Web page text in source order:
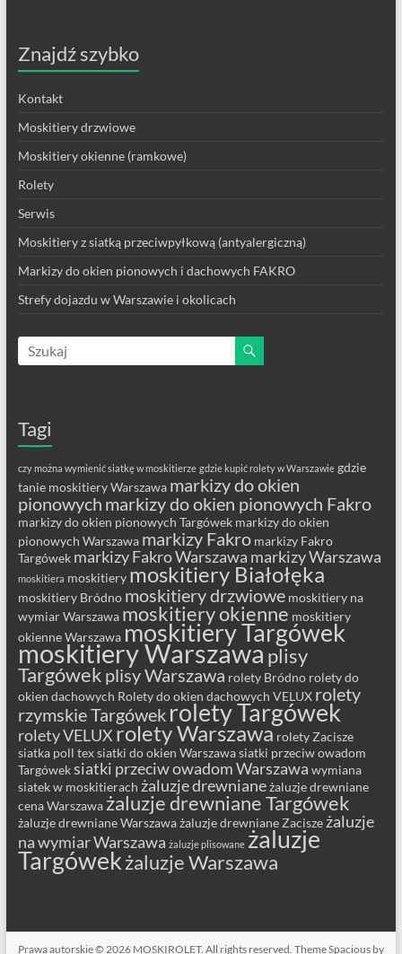
Znajdź szybko
Kontakt
Moskitiery drzwiowe
Moskitiery okienne (ramkowe)
Rolety
Serwis
Moskitiery z siatką przeciwpyłkową (antyalergiczną)
Markizy do okien pionowych i dachowych FAKRO
Strefy dojazdu w Warszawie i okolicach
Tagi
czy można wymienić siatkę w moskitierze gdzie kupić rolety w Warszawie gdzie
tanie moskitiery Warszawa markizy do okien
pionowych markizy do okien pionowych Fakro
markizy do okien pionowych Targówek markizy do okien
pionowych Warszawa markizy Fakro markizy Fakro
Targówek markizy Fakro Warszawa markizy Warszawa
moskitiera moskitiery moskitiery Białołęka
moskitiery Bródno moskitiery drzwiowe moskitiery na
wymiar Warszawa moskitiery okienne moskitiery
okienne Warszawa moskitiery Targówek
moskitiery Warszawa plisy
Targówek plisy Warszawa rolety Bródno rolety do
okien dachowych Rolety do okien dachowych VELUX rolety
rzymskie Targówek rolety Targówek
rolety VELUX rolety Warszawa rolety Zacisze
siatka poll texsiatki do okien Warszawasiatki przeciw owadom
Targóweksiatki przeciw owadom Warszawa wymiana
siatek w moskitierach żaluzje drewnianeżaluzje drewniane
cena Warszawa żaluzje drewniane Targówek
żaluzje drewniane Warszaważaluzje drewniane Zacisze żaluzje
na wymiar Warszawa żaluzje plisowane żaluzje
Targówekżaluzje Warszawa
Prawa autorskie © 2026 MOSKIROLET. All rights reserved. ThemeSpaciousby